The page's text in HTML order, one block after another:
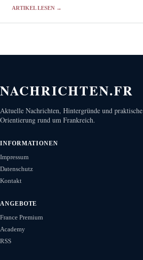
ARTIKEL LESEN →
NACHRICHTEN.FR
Aktuelle Nachrichten, Hintergründe und praktische
Orientierung rund um Frankreich.
INFORMATIONEN
Impressum
Datenschutz
Kontakt
ANGEBOTE
France Premium
Academy
RSS